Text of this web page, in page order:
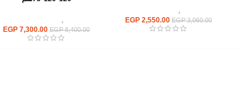
,
EGP3,060.00
EGP 2,550.00 ترابيزات,
EGP8,400.00
EGP 7,300.00